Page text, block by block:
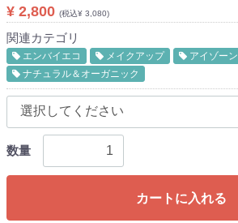
¥ 2,800 (税込¥ 3,080)
関連カテゴリ
エンバイエコ メイクアップ
アイゾーン
ナチュラル＆オーガニック
数量
カートに入れる